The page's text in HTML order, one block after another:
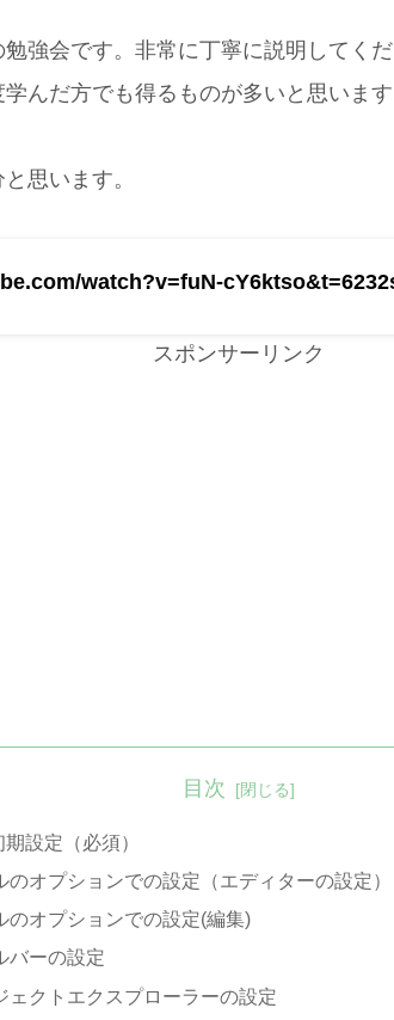
強会です。非常に丁寧に説明してく
んだ方でも得るものが多いと思います
思います。
watch?v=fuN-
スポンサーリンク
目次
設定（必須）
のオプションでの設定（エディターの設定）
のオプションでの設定(編集)
バーの設定
ェクトエクスプローラーの設定